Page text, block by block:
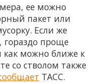
ее можно
пакет или
Если же
гораздо проще
как можно ближе к
со стволом также
ТАСС.